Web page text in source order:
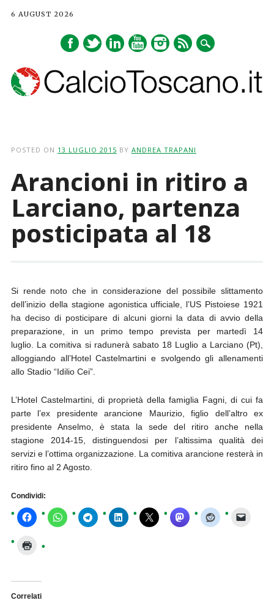
6 AUGUST 2026
POSTED ON 13 LUGLIO 2015 BY ANDREA TRAPANI
Arancioni in ritiro a
Larciano, partenza
posticipata al 18
Si rende noto che in considerazione del possibile slittamento
dell’inizio della stagione agonistica ufficiale, l’US Pistoiese 1921
ha deciso di posticipare di alcuni giorni la data di avvio della
preparazione, in un primo tempo prevista per martedì 14
luglio. La comitiva si radunerà sabato 18 Luglio a Larciano (Pt),
alloggiando all’Hotel Castelmartini e svolgendo gli allenamenti
allo Stadio “Idilio Cei”.
L’Hotel Castelmartini, di proprietà della famiglia Fagni, di cui fa
parte l’ex presidente arancione Maurizio, figlio dell’altro ex
presidente Anselmo, è stata la sede del ritiro anche nella
stagione 2014-15, distinguendosi per l’altissima qualità dei
servizi e l’ottima organizzazione. La comitiva arancione resterà in
ritiro fino al 2 Agosto.
Condividi:
Correlati